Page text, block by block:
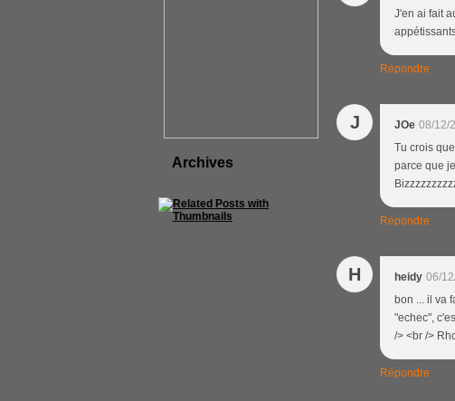
Archives
J'en ai fait
Répondre
J JOe 08/12/
Tu crois
parce que
Répondre
H heidy 06/
bon ... il va
"echec",
/> <br />
Répondre